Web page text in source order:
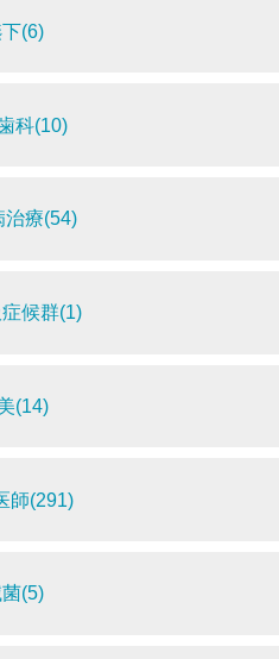
(6)
科(10)
治療(54)
候群(1)
(14)
師(291)
(5)